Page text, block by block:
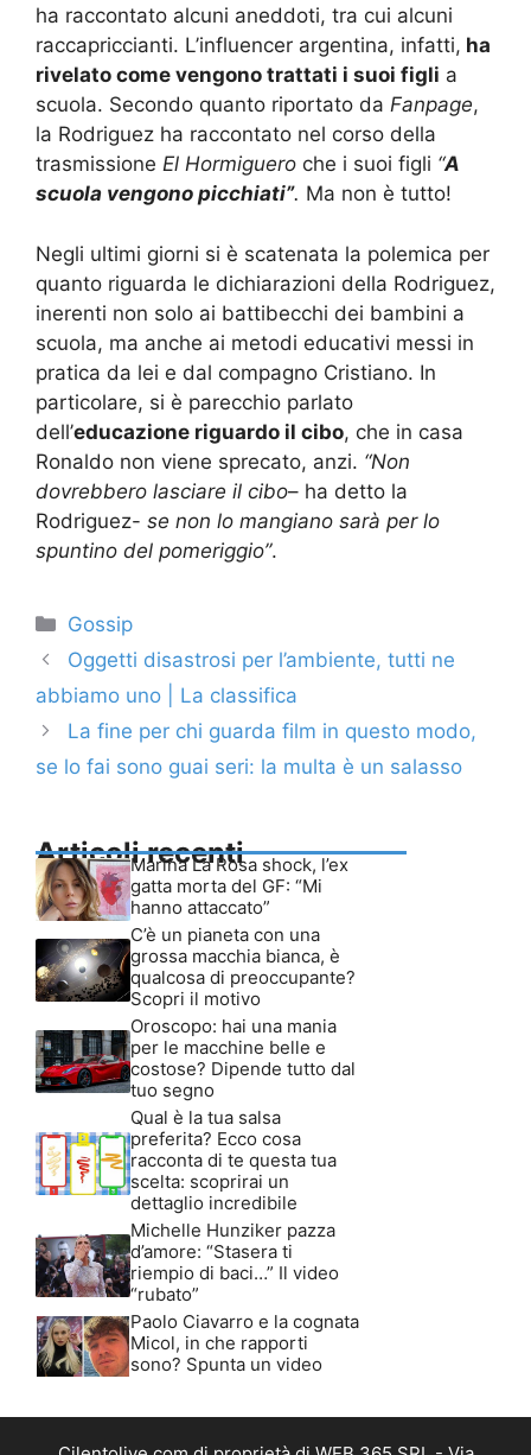
ha raccontato alcuni aneddoti, tra cui alcuni
raccapriccianti. L’influencer argentina, infatti, ha
rivelato come vengono trattati i suoi figli a
scuola. Secondo quanto riportato da Fanpage,
la Rodriguez ha raccontato nel corso della
trasmissione El Hormiguero che i suoi figli “A
scuola vengono picchiati”. Ma non è tutto!
Negli ultimi giorni si è scatenata la polemica per
quanto riguarda le dichiarazioni della Rodriguez,
inerenti non solo ai battibecchi dei bambini a
scuola, ma anche ai metodi educativi messi in
pratica da lei e dal compagno Cristiano. In
particolare, si è parecchio parlato
dell’educazione riguardo il cibo, che in casa
Ronaldo non viene sprecato, anzi. “Non
dovrebbero lasciare il cibo– ha detto la
Rodriguez- se non lo mangiano sarà per lo
spuntino del pomeriggio”.
Categorie
Gossip
Oggetti disastrosi per l’ambiente, tutti ne
abbiamo uno | La classifica
La fine per chi guarda film in questo modo,
se lo fai sono guai seri: la multa è un salasso
Articoli recenti
Marina La Rosa shock, l’ex
gatta morta del GF: “Mi
hanno attaccato”
C’è un pianeta con una
grossa macchia bianca, è
qualcosa di preoccupante?
Scopri il motivo
Oroscopo: hai una mania
per le macchine belle e
costose? Dipende tutto dal
tuo segno
Qual è la tua salsa
preferita? Ecco cosa
racconta di te questa tua
scelta: scoprirai un
dettaglio incredibile
Michelle Hunziker pazza
d’amore: “Stasera ti
riempio di baci…” Il video
“rubato”
Paolo Ciavarro e la cognata
Micol, in che rapporti
sono? Spunta un video